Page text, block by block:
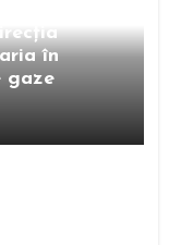
în
gaze